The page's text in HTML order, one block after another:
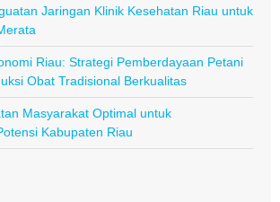
Jaringan Klinik Kesehatan Riau untuk
Riau: Strategi Pemberdayaan Petani
Obat Tradisional Berkualitas
Masyarakat Optimal untuk
Kabupaten Riau